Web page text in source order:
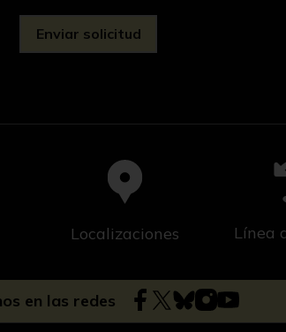
Localizaciones Línea
en las redes